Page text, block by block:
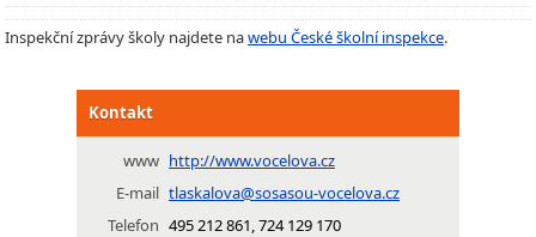
Inspekční zprávy školy najdete nawebu České školní inspekce.
Kontakt
www http://www.vocelova.cz
E-mail tlaskalova@sosasou-vocelova.cz
Telefon 495 212 861, 724 129 170